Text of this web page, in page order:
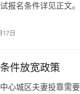
报名条件详见正文
17日
件放宽政策
心城区夫妻投靠需